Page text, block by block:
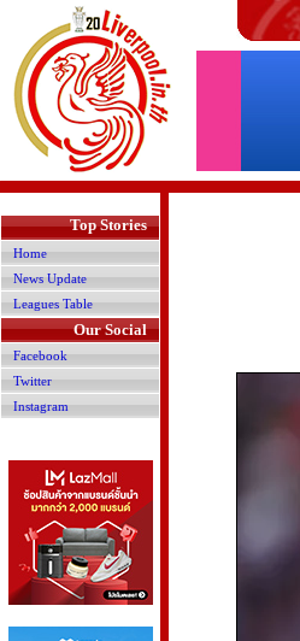
Top Stories
Home
News Update
Leagues Table
Our Social
Facebook
Twitter
Instagram